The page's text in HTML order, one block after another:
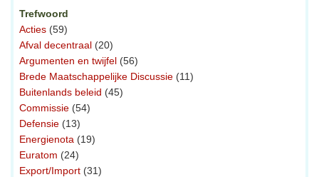
Trefwoord
Acties (59)
Afval decentraal (20)
Argumenten en twijfel (56)
Brede Maatschappelijke Discussie (11)
Buitenlands beleid (45)
Commissie (54)
Defensie (13)
Energienota (19)
Euratom (24)
Export/Import (31)